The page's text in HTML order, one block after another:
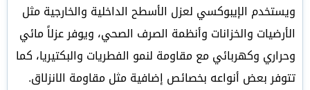
ويستخدم الإيبوكسي لعزل الأسطح الداخلية والخارجية مثل
الأرضيات والخزانات وأنظمة الصرف الصحي، ويوفر عزلاً مائي
وحراري وكهربائي مع مقاومة لنمو الفطريات والبكتيريا، كما
تتوفر بعض أنواعه بخصائص إضافية مثل مقاومة الانزلاق.